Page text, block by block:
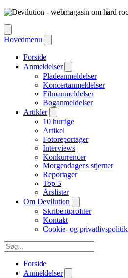
Hovedmenu
Forside
Anmeldelser
Pladeanmeldelser
Koncertanmeldelser
Filmanmeldelser
Boganmeldelser
Artikler
10 hurtige
Artikel
Fotoreportager
Interviews
Konkurrencer
Morgendagens stjerner
Reportager
Top 5
Årslister
Om Devilution
Skribentprofiler
Kontakt
Cookie- og privatlivspolitik
Forside
Anmeldelser